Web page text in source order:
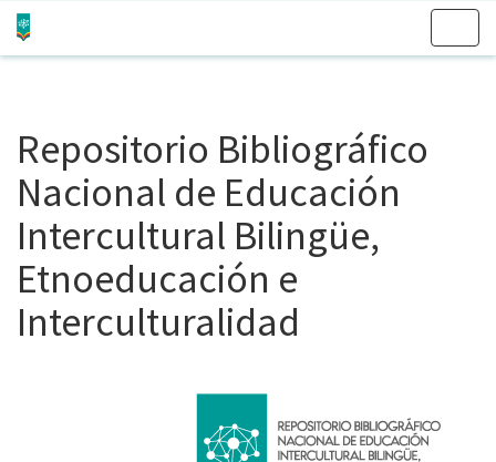
Repositorio Bibliográfico
Nacional de Educación
Intercultural Bilingüe,
Etnoeducación e
Interculturalidad